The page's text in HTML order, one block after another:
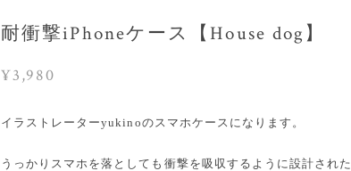
耐衝撃iPhoneケース【House dog】
¥3,980
イラストレーターyukinoのスマホケースになります。
うっかりスマホを落としても衝撃を吸収するように設計された